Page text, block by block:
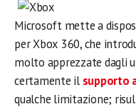
Microsoft mette a
per Xbox 360, che
molto apprezzate dagli
certamente il supporto
qualche limitazione;